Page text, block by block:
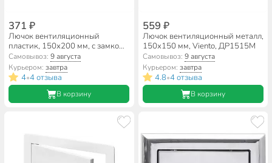
371 ₽
Лючок вентиляционный
пластик, 150х200 мм, с замком,
Viento, ДР1520ПЗ
Самовывоз:9 августа
Курьером:завтра
4•4 отзыва
В корзину
559 ₽
Лючок вентиляционный металл,
150х150 мм, Viento, ДР1515М
Самовывоз: 9 августа
Курьером: завтра
4.8•4 отзыва
В корзину